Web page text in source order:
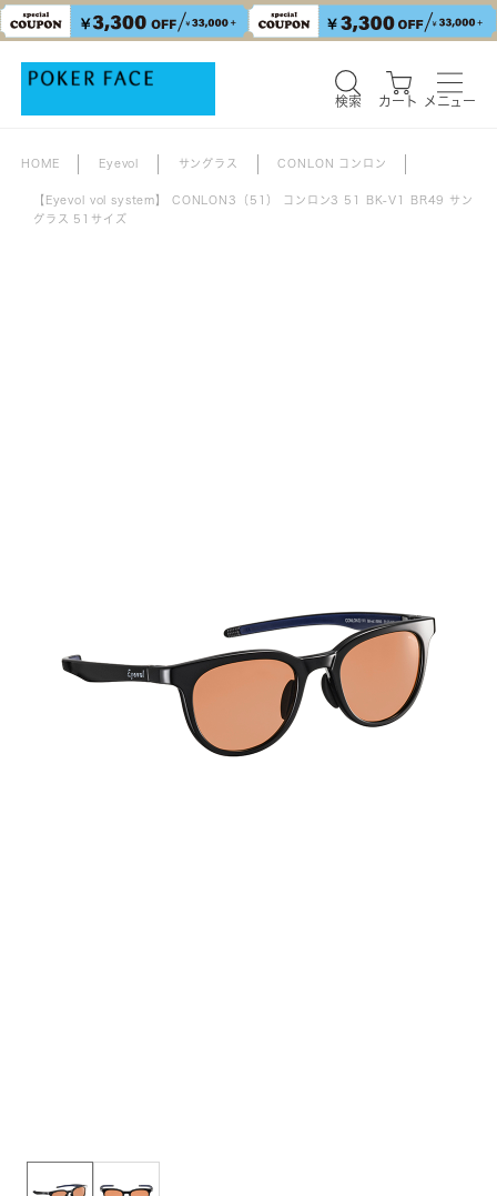
検索 カート メニュー
HOME Eyevol サングラス CONLON コンロン
【Eyevol vol system】 CONLON3（51） コンロン3 51 BK-V1 BR49 サン
グラス 51サイズ